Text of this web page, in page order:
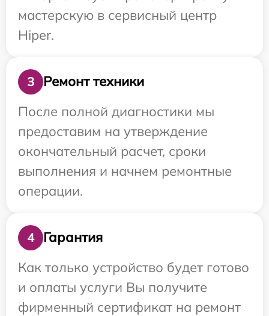
мастерскую в сервисный центр
Hiper.
3
Ремонт техники
После полной диагностики мы
предоставим на утверждение
окончательный расчет, сроки
выполнения и начнем ремонтные
операции.
4
Гарантия
Как только устройство будет готово
и оплаты услуги Вы получите
фирменный сертификат на ремонт